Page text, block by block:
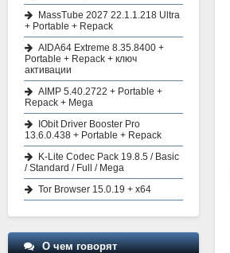
MassTube 2027 22.1.1.218 Ultra
+ Portable + Repack
AIDA64 Extreme 8.35.8400 +
Portable + Repack + ключ
активации
AIMP 5.40.2722 + Portable +
Repack + Mega
IObit Driver Booster Pro
13.6.0.438 + Portable + Repack
K-Lite Codec Pack 19.8.5 / Basic
/ Standard / Full / Mega
Tor Browser 15.0.19 + x64
О чем говорят